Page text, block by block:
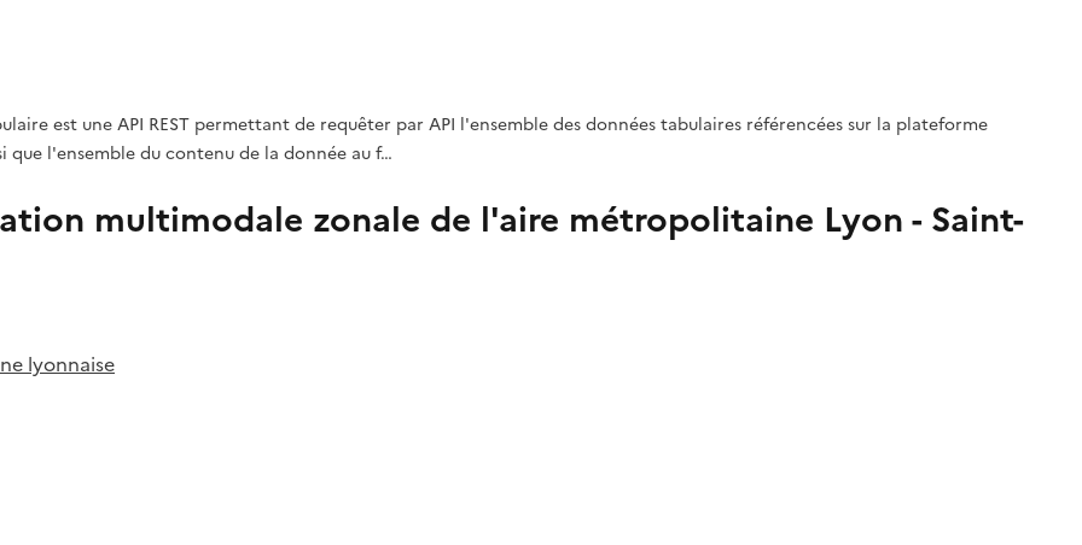
est une API REST permettant de requêter par API l'ensemble des données tabulaires référencées sur la plateforme
l'ensemble du contenu de la donnée au f…
multimodale zonale de l'aire métropolitaine Lyon - Saint-
lyonnaise